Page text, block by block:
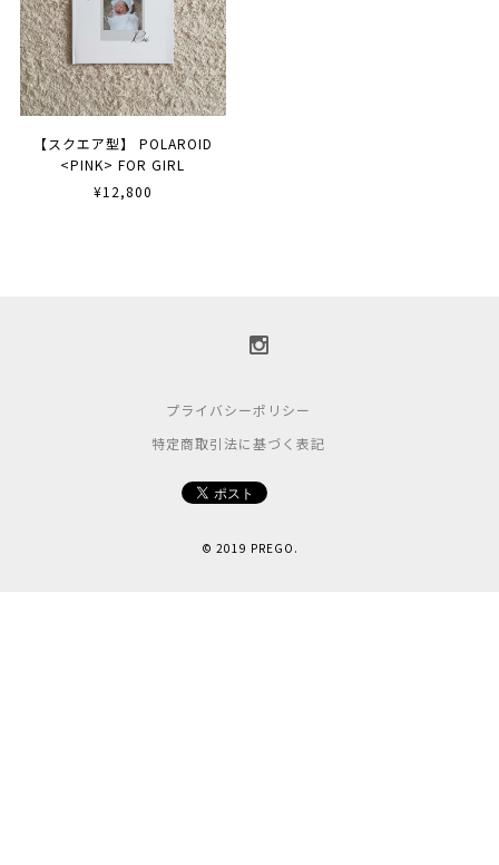
【スクエア型】 POLAROID
<PINK> FOR GIRL
¥12,800
プライバシーポリシー
特定商取引法に基づく表記
© 2019 PREGO.